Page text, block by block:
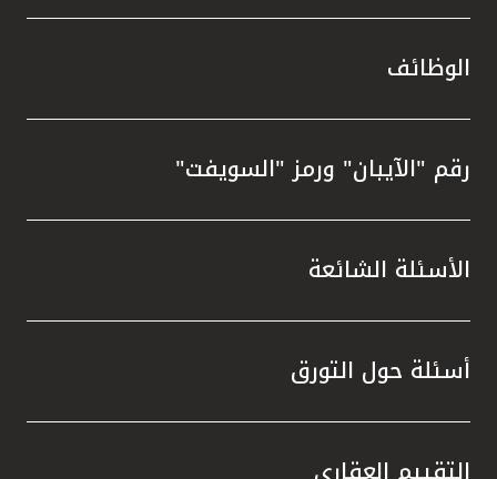
الوظائف
رقم "الآيبان" ورمز "السويفت"
الأسئلة الشائعة
أسئلة حول التورق